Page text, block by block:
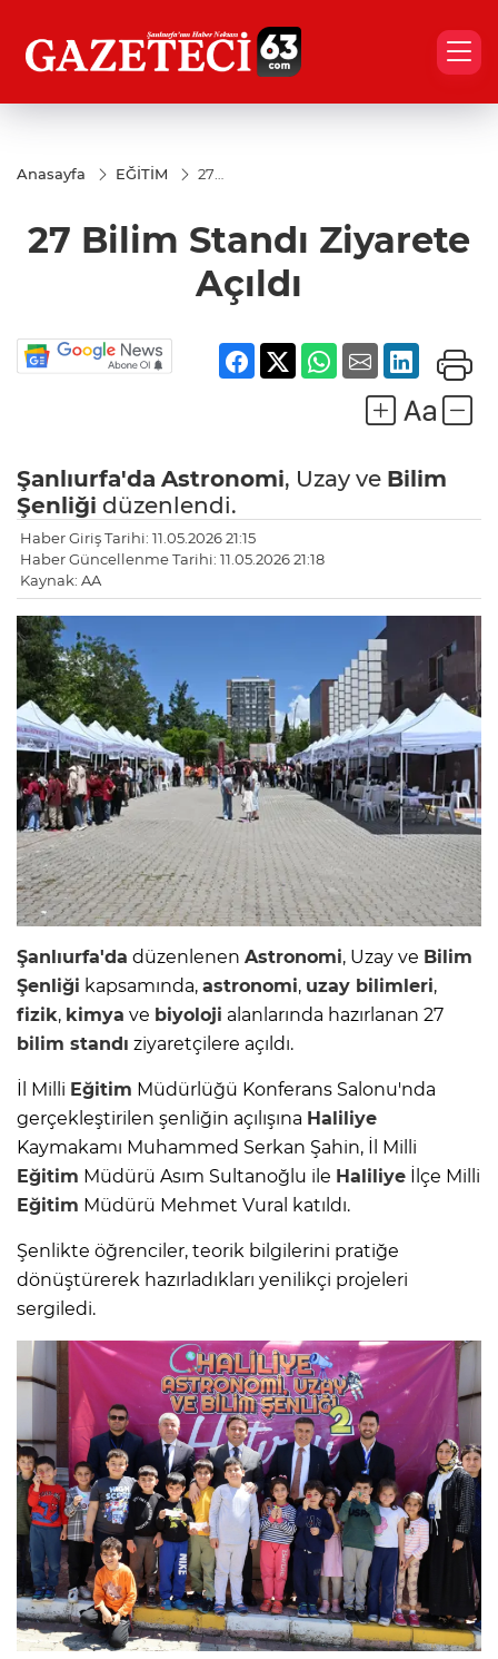
Anasayfa EĞİTİM
27
Ziyarete
Açıldı
27 Bilim Standı Ziyarete
Açıldı
Şanlıurfa'da Astronomi, Uzay ve Bilim
Şenliği düzenlendi.
Haber Giriş Tarihi: 11.05.2026 21:15
Haber Güncellenme Tarihi: 11.05.2026 21:18
Kaynak: AA
Şanlıurfa'da düzenlenen Astronomi, Uzay ve Bilim
Şenliği kapsamında, astronomi, uzay bilimleri,
fizik, kimya ve biyoloji alanlarında hazırlanan 27
bilim standı ziyaretçilere açıldı.
İl Milli Eğitim Müdürlüğü Konferans Salonu'nda
gerçekleştirilen şenliğin açılışına Haliliye
Kaymakamı Muhammed Serkan Şahin, İl Milli
Eğitim Müdürü Asım Sultanoğlu ile Haliliye İlçe Milli
Eğitim Müdürü Mehmet Vural katıldı.
Şenlikte öğrenciler, teorik bilgilerini pratiğe
dönüştürerek hazırladıkları yenilikçi projeleri
sergiledi.